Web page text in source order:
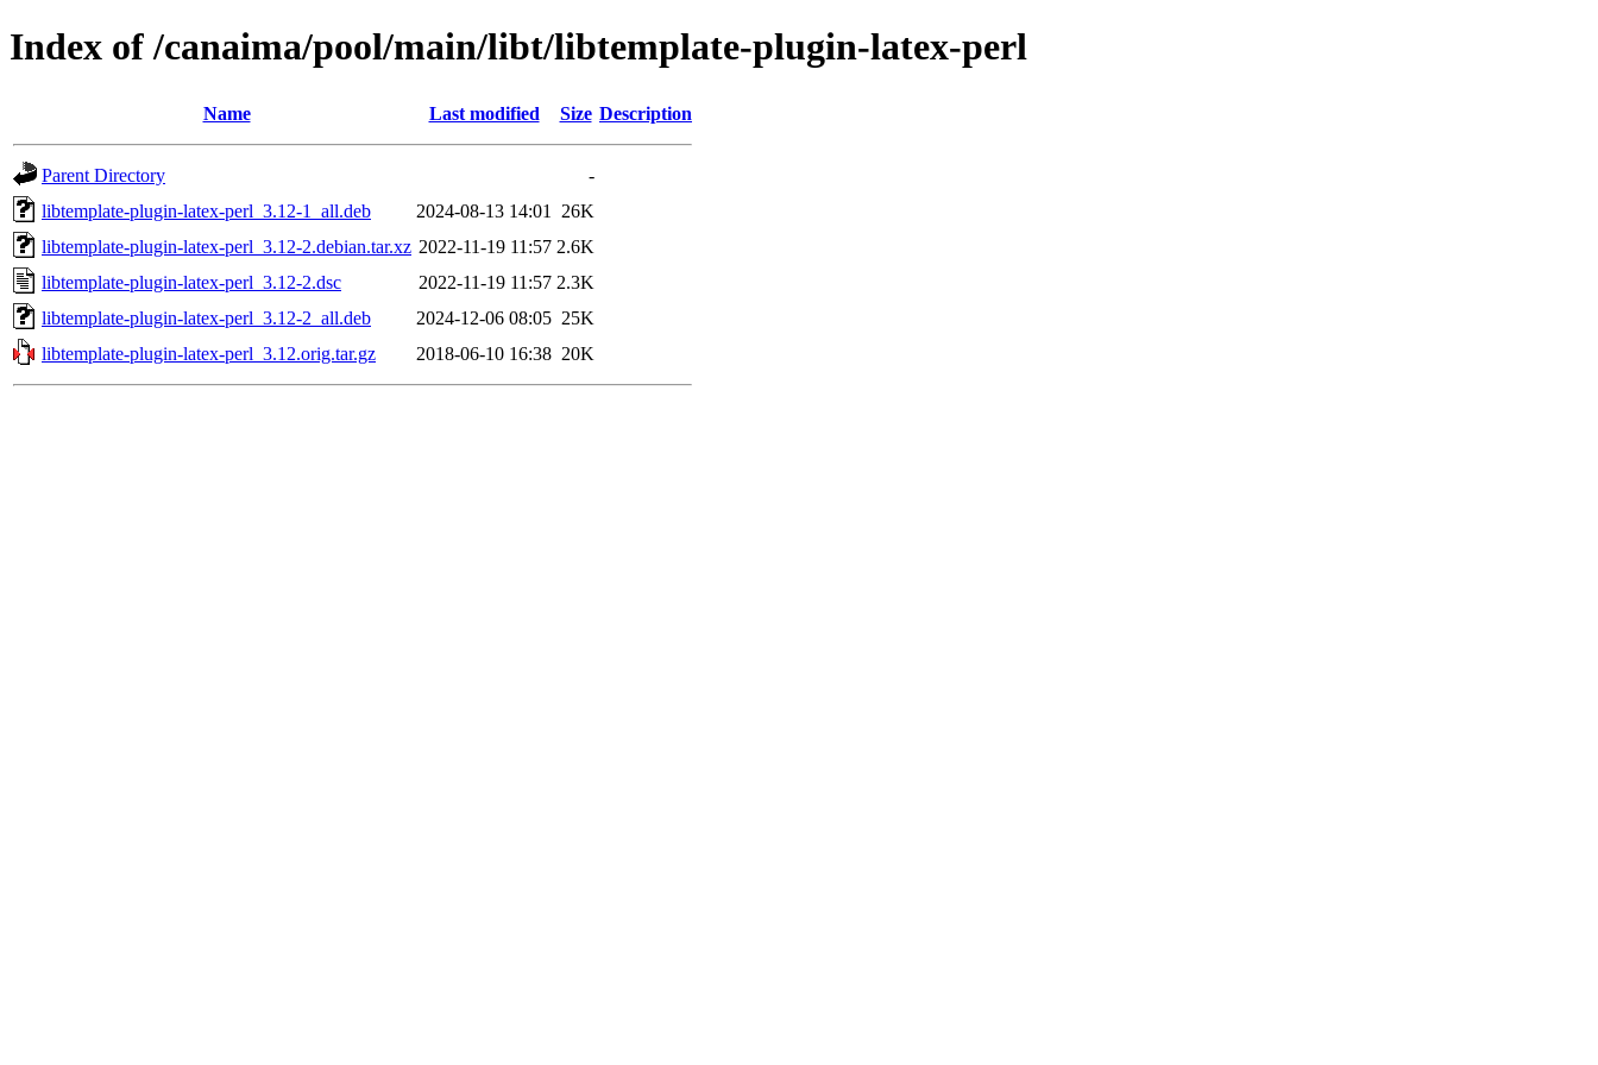
Index of /canaima/pool/main/libt/libtemplate-plugin-latex-perl
Name Last modified Size Description
Parent Directory
-
libtemplate-plugin-latex-perl_3.12-1_all.deb
2024-08-13 14:01
26K
libtemplate-plugin-latex-perl_3.12-2.debian.tar.xz 2022-11-19 11:57 2.6K
libtemplate-plugin-latex-perl_3.12-2.dsc
2022-11-19 11:57 2.3K
libtemplate-plugin-latex-perl_3.12-2_all.deb
2024-12-06 08:05 25K
libtemplate-plugin-latex-perl_3.12.orig.tar.gz
2018-06-10 16:38 20K